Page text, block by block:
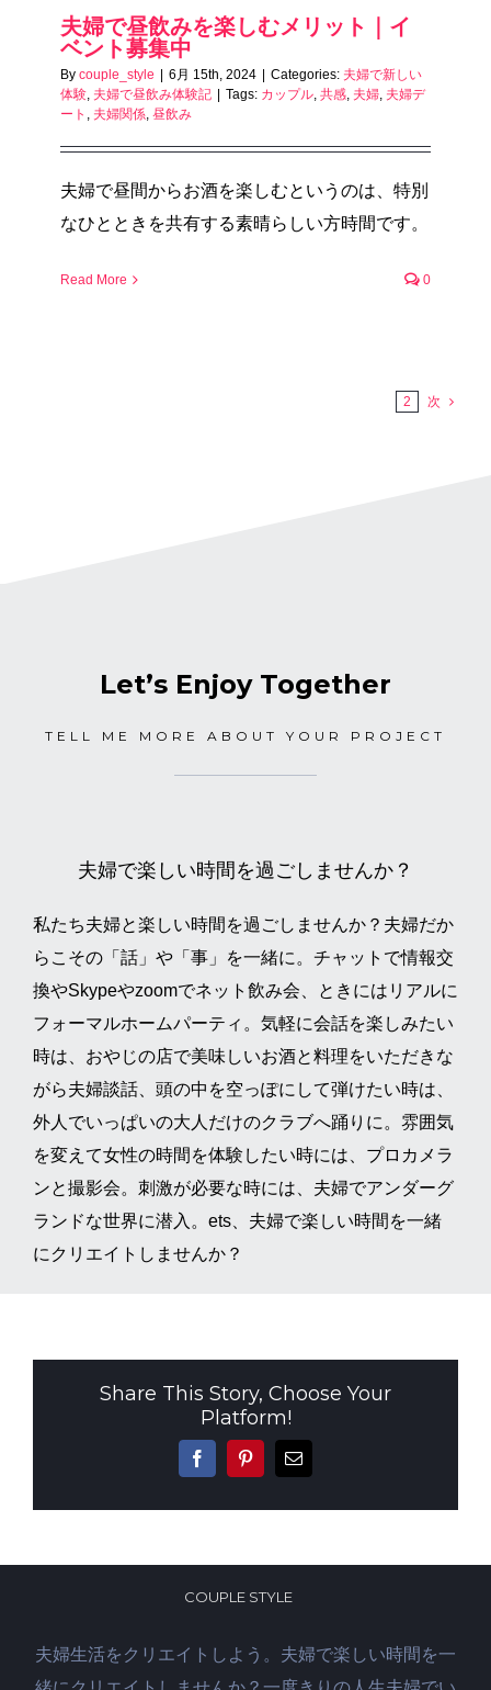
夫婦で昼飲みを楽しむメリット｜イ
ベント募集中
By couple_style | 6月 15th, 2024 | Categories: 夫婦で新しい
体験 夫婦で昼飲み体験記 | Tags: カップル 共感 夫婦 夫婦デ
ート
夫婦関係 昼飲み
夫婦で昼間からお酒を楽しむというのは、特別
なひとときを共有する素晴らしい方時間です。
Read More 0
2 次
Let’s Enjoy Together
TELL ME MORE ABOUT YOUR PROJECT
夫婦で楽しい時間を過ごしませんか？
私たち夫婦と楽しい時間を過ごしませんか？夫婦だか
らこその「話」や「事」を一緒に。チャットで情報交
換やSkypeやzoomでネット飲み会、ときにはリアルに
フォーマルホームパーティ。気軽に会話を楽しみたい
時は、おやじの店で美味しいお酒と料理をいただきな
がら夫婦談話、頭の中を空っぽにして弾けたい時は、
外人でいっぱいの大人だけのクラブへ踊りに。雰囲気
を変えて女性の時間を体験したい時には、プロカメラ
ンと撮影会。刺激が必要な時には、夫婦でアンダーグ
ランドな世界に潜入。ets、夫婦で楽しい時間を一緒
にクリエイトしませんか？
Share This Story, Choose Your
Platform!
FacebookPinterest電
子
ー
COUPLE STYLE
夫婦生活をクリエイトしよう。夫婦で楽しい時間を一